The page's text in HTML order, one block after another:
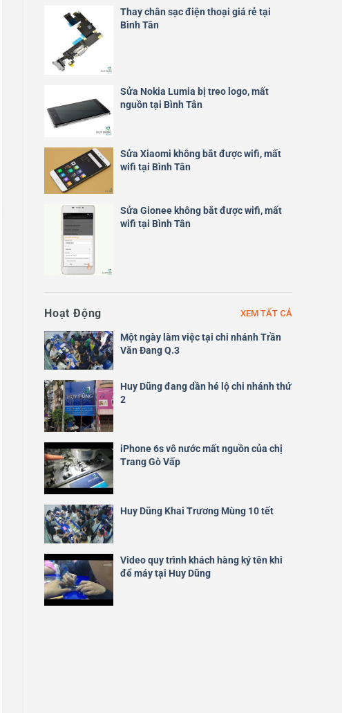
Thay chân sạc điện thoại giá rẻ tại
Bình Tân
Sửa Nokia Lumia bị treo logo, mất
nguồn tại Bình Tân
Sửa Xiaomi không bắt được wifi, mất
wifi tại Bình Tân
Sửa Gionee không bắt được wifi, mất
wifi tại Bình Tân
Hoạt Động XEM TẤT CẢ
Một ngày làm việc tại chi nhánh Trần
Văn Đang Q.3
Huy Dũng đang dần hé lộ chi nhánh thứ
2
iPhone 6s vô nước mất nguồn của chị
Trang Gò Vấp
Huy Dũng Khai Trương Mùng 10 tết
Video quy trình khách hàng ký tên khi
để máy tại Huy Dũng